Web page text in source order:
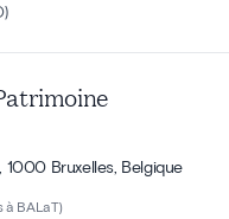
1000 Bruxelles, Belgique
à BALaT)